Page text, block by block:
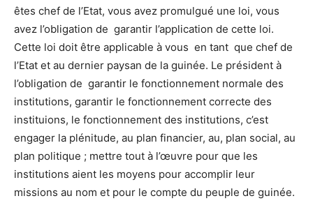
êtes chef de l’Etat, vous avez promulgué une loi, vous
avez l’obligation de garantir l’application de cette loi.
Cette loi doit être applicable à vous en tant que chef de
l’Etat et au dernier paysan de la guinée. Le président à
l’obligation de garantir le fonctionnement normale des
institutions, garantir le fonctionnement correcte des
instituions, le fonctionnement des institutions, c’est
engager la plénitude, au plan financier, au, plan social, au
plan politique ; mettre tout à l’œuvre pour que les
institutions aient les moyens pour accomplir leur
missions au nom et pour le compte du peuple de guinée.